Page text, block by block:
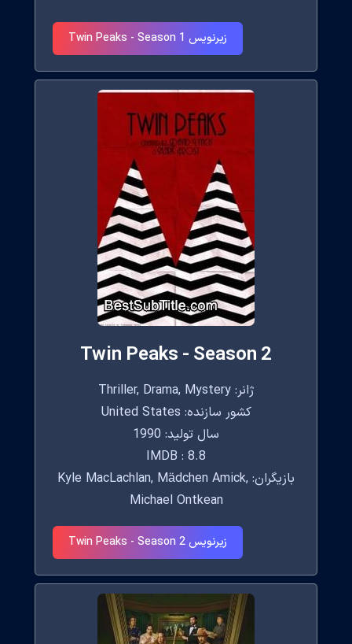
زیرنویس Twin Peaks - Season 1
Twin Peaks - Season 2
ژانر: Thriller, Drama, Mystery
کشور سازنده: United States
سال تولید: 1990
IMDB : 8.8
بازیگران: Kyle MacLachlan, Mädchen Amick,
Michael Ontkean
زیرنویس Twin Peaks - Season 2